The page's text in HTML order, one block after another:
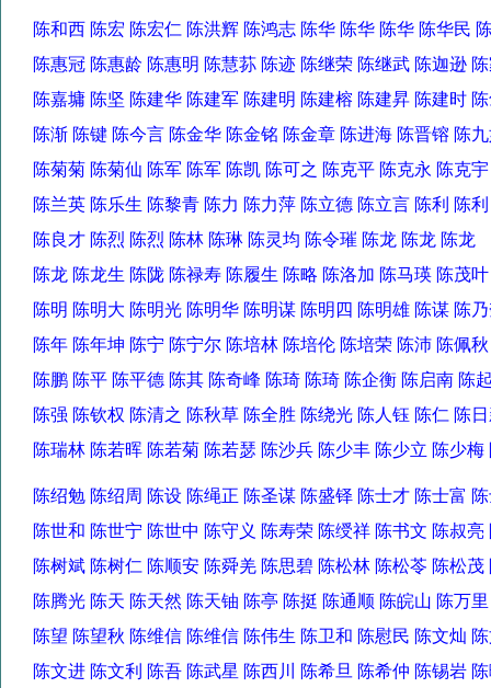
陈和西 陈宏 陈宏仁 陈洪辉 陈鸿志 陈华 陈华 陈华 陈华民
陈惠冠 陈惠龄 陈惠明 陈慧荪 陈迹 陈继荣 陈继武 陈迦逊
陈嘉墉 陈坚 陈建华 陈建军 陈建明 陈建榕 陈建昇 陈建时
陈渐 陈键 陈今言 陈金华 陈金铭 陈金章 陈进海 陈晋镕 陈
陈菊菊 陈菊仙 陈军 陈军 陈凯 陈可之 陈克平 陈克永 陈克
陈兰英 陈乐生 陈黎青 陈力 陈力萍 陈立德 陈立言 陈利 陈
陈良才 陈烈 陈烈 陈林 陈琳 陈灵均 陈令璀 陈龙 陈龙 陈
陈龙 陈龙生 陈陇 陈禄寿 陈履生 陈略 陈洛加 陈马瑛 陈茂
陈明 陈明大 陈明光 陈明华 陈明谋 陈明四 陈明雄 陈谋 陈
陈年 陈年坤 陈宁 陈宁尔 陈培林 陈培伦 陈培荣 陈沛 陈佩
陈鹏 陈平 陈平德 陈其 陈奇峰 陈琦 陈琦 陈企衡 陈启南
陈强 陈钦权 陈清之 陈秋草 陈全胜 陈绕光 陈人钰 陈仁 陈
陈瑞林 陈若晖 陈若菊 陈若瑟 陈沙兵 陈少丰 陈少立 陈少
陈绍勉 陈绍周 陈设 陈绳正 陈圣谋 陈盛铎 陈士才 陈士富
陈世和 陈世宁 陈世中 陈守义 陈寿荣 陈绶祥 陈书文 陈叔
陈树斌 陈树仁 陈顺安 陈舜羌 陈思碧 陈松林 陈松苓 陈松
陈腾光 陈天 陈天然 陈天铀 陈亭 陈挺 陈通顺 陈皖山 陈万
陈望 陈望秋 陈维信 陈维信 陈伟生 陈卫和 陈慰民 陈文灿
陈文进 陈文利 陈吾 陈武星 陈西川 陈希旦 陈希仲 陈锡岩